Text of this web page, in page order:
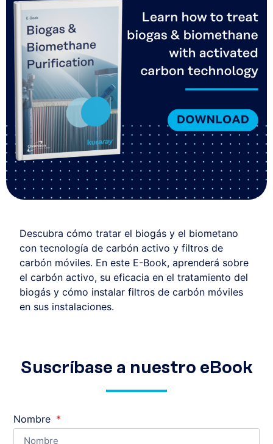
Descubra cómo tratar el biogás y el biometano
con tecnología de carbón activo y filtros de
carbón móviles. En este E-Book, aprenderá sobre
el carbón activo, su eficacia en el tratamiento del
biogás y cómo instalar filtros de carbón móviles
en sus instalaciones.
Suscríbase a nuestro eBook
Nombre